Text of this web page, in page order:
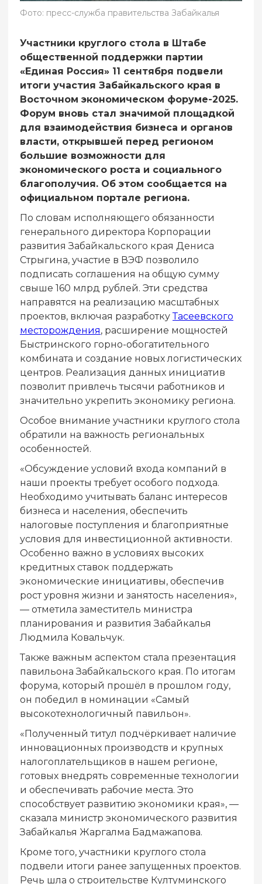
Фото: пресс-служба правительства Забайкалья
Участники круглого стола в Штабе
общественной поддержки партии
«Единая Россия» 11 сентября подвели
итоги участия Забайкальского края в
Восточном экономическом форуме-2025.
Форум вновь стал значимой площадкой
для взаимодействия бизнеса и органов
власти, открывшей перед регионом
большие возможности для
экономического роста и социального
благополучия. Об этом сообщается на
официальном портале региона.
По словам исполняющего обязанности
генерального директора Корпорации
развития Забайкальского края Дениса
Стрыгина, участие в ВЭФ позволило
подписать соглашения на общую сумму
свыше 160 млрд рублей. Эти средства
направятся на реализацию масштабных
проектов, включая разработкуТасеевского
месторождения, расширение мощностей
Быстринского горно-обогатительного
комбината и создание новых логистических
центров. Реализация данных инициатив
позволит привлечь тысячи работников и
значительно укрепить экономику региона.
Особое внимание участники круглого стола
обратили на важность региональных
особенностей.
«Обсуждение условий входа компаний в
наши проекты требует особого подхода.
Необходимо учитывать баланс интересов
бизнеса и населения, обеспечить
налоговые поступления и благоприятные
условия для инвестиционной активности.
Особенно важно в условиях высоких
кредитных ставок поддержать
экономические инициативы, обеспечив
рост уровня жизни и занятость населения»,
— отметила заместитель министра
планирования и развития Забайкалья
Людмила Ковальчук.
Также важным аспектом стала презентация
павильона Забайкальского края. По итогам
форума, который прошёл в прошлом году,
он победил в номинации «Самый
высокотехнологичный павильон».
«Полученный титул подчёркивает наличие
инновационных производств и крупных
налогоплательщиков в нашем регионе,
готовых внедрять современные технологии
и обеспечивать рабочие места. Это
способствует развитию экономики края», —
сказала министр экономического развития
Забайкалья Жаргалма Бадмажапова.
Кроме того, участники круглого стола
подвели итоги ранее запущенных проектов.
Речь шла о строительстве Култуминского